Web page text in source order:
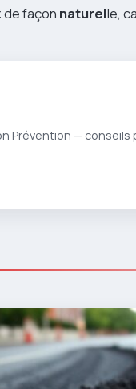
de façon naturelle,
Prévention —